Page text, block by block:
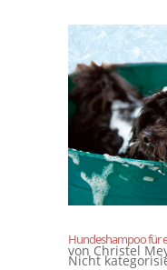
Hundeshampoo für
von Christel
Nicht